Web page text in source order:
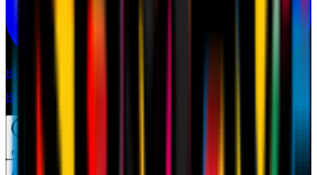
Biglietti
Biglietti
ricerca